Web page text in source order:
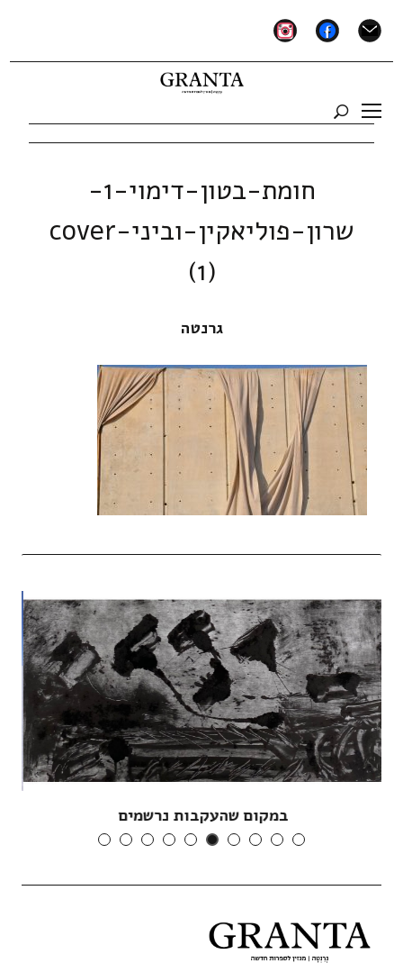
mail
facebook
instagram
חומת-בטון-דימוי-1-
שרון-פוליאקין-וביני-cover
(1)
גרנטה
במקום שהעקבות נרשמים